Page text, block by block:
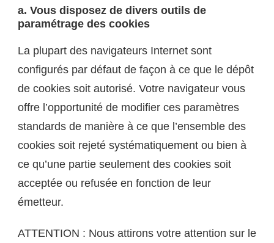
a. Vous disposez de divers outils de
paramétrage des cookies
La plupart des navigateurs Internet sont
configurés par défaut de façon à ce que le dépôt
de cookies soit autorisé. Votre navigateur vous
offre l’opportunité de modifier ces paramètres
standards de manière à ce que l’ensemble des
cookies soit rejeté systématiquement ou bien à
ce qu’une partie seulement des cookies soit
acceptée ou refusée en fonction de leur
émetteur.
ATTENTION : Nous attirons votre attention sur le